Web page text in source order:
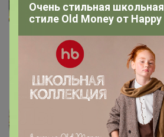
Очень стильная
стиле Old Money от Нappy